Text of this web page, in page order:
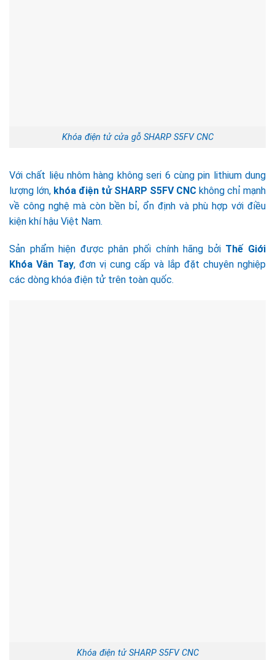
Khóa điện tử cửa gỗ SHARP S5FV CNC
Với chất liệu nhôm hàng không seri 6 cùng pin lithium dung
lượng lớn, khóa điện tử SHARP S5FV CNC không chỉ mạnh
về công nghệ mà còn bền bỉ, ổn định và phù hợp với điều
kiện khí hậu Việt Nam.
Sản phẩm hiện được phân phối chính hãng bởi Thế Giới
Khóa Vân Tay, đơn vị cung cấp và lắp đặt chuyên nghiệp
các dòng khóa điện tử trên toàn quốc.
Khóa điện tử SHARP S5FV CNC